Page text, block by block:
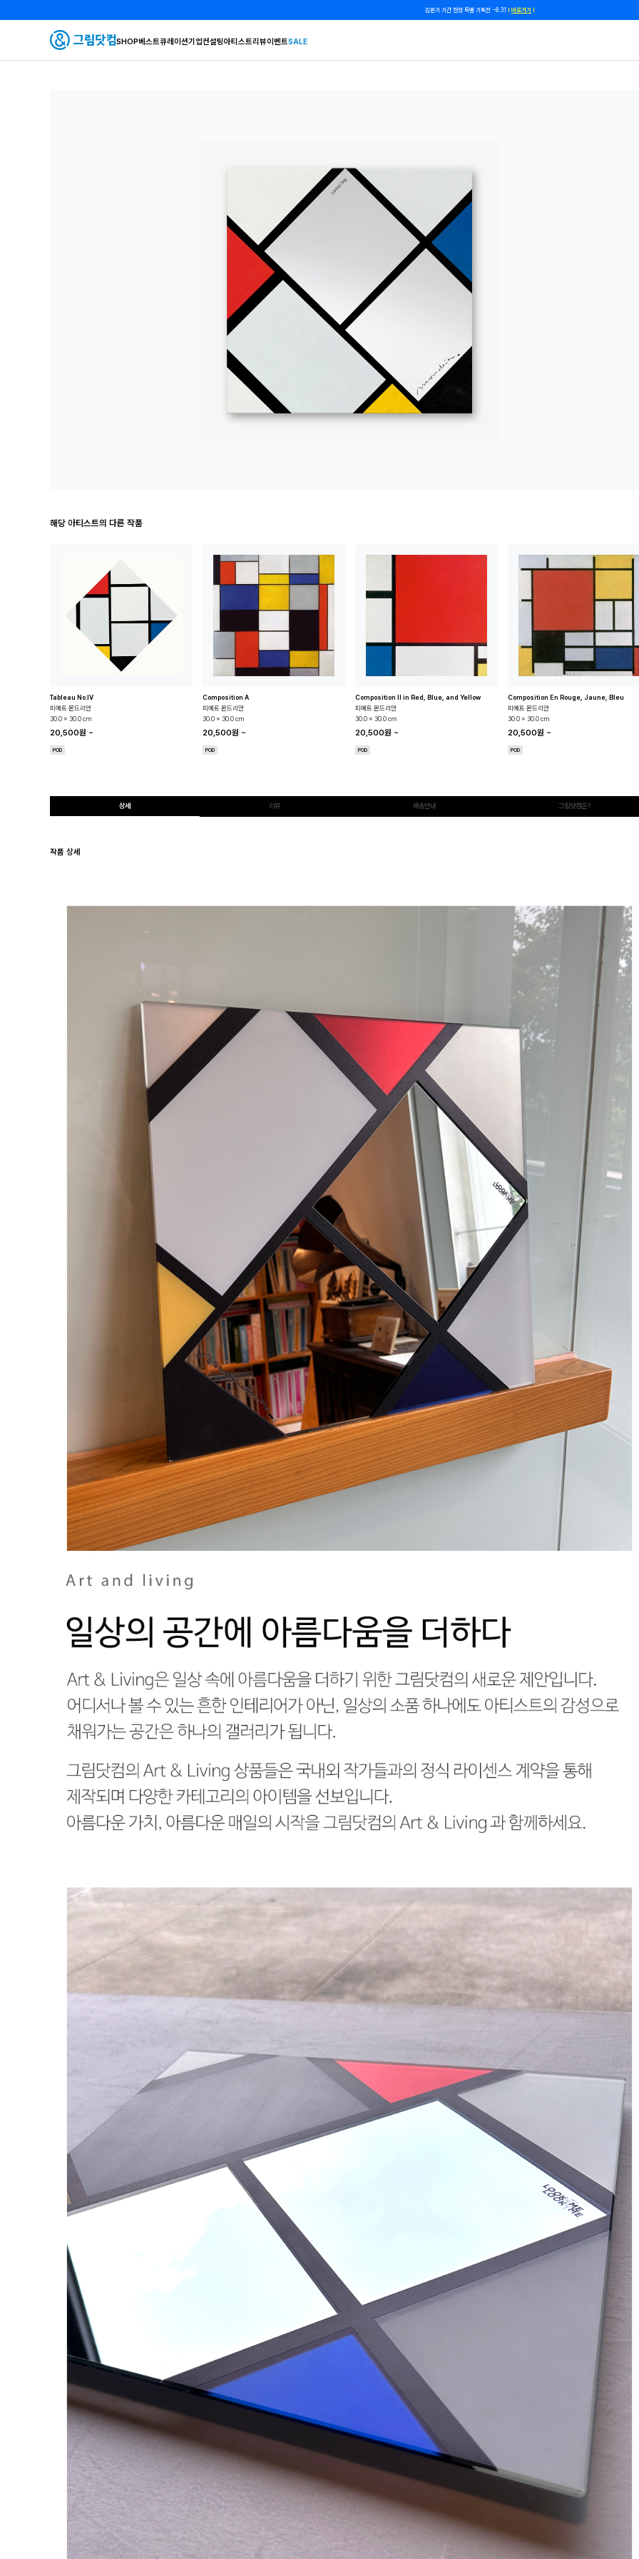
쿠폰 줄게, 친구 하자! 카카오톡 친구 추가하고 할인 쿠폰 받자!
SHOP베스트큐레이션기업컨설팅아티스트리뷰이벤트SALE
해당 아티스트의 다른 작품
Tableau No.IV
피에트 몬드리안
30.0 x 30.0 cm
20,500원 ~
POD
Composition A
피에트 몬드리안
30.0 x 30.0 cm
20,500원 ~
POD
Composition II in Red, Blue, and Yellow
피에트 몬드리안
30.0 x 30.0 cm
20,500원 ~
POD
Composition En Rouge, Jaune, Bleu
피에트 몬드리안
30.0 x 30.0 cm
20,500원 ~
POD
상세 리뷰 배송안내 그림닷컴은?
작품 상세